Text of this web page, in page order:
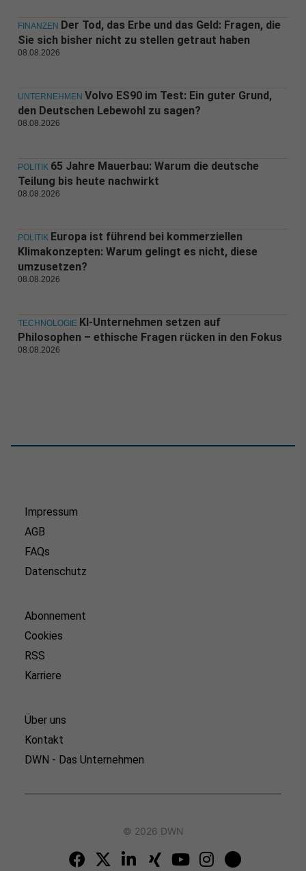
FINANZEN Der Tod, das Erbe und das Geld: Fragen, die
Sie sich bisher nicht zu stellen getraut haben
08.08.2026
UNTERNEHMEN Volvo ES90 im Test: Ein guter Grund,
den Deutschen Lebewohl zu sagen?
08.08.2026
POLITIK 65 Jahre Mauerbau: Warum die deutsche
Teilung bis heute nachwirkt
08.08.2026
POLITIK Europa ist führend bei kommerziellen
Klimakonzepten: Warum gelingt es nicht, diese
umzusetzen?
08.08.2026
TECHNOLOGIE KI-Unternehmen setzen auf
Philosophen – ethische Fragen rücken in den Fokus
08.08.2026
Impressum
AGB
FAQs
Datenschutz
Abonnement
Cookies
RSS
Karriere
Über uns
Kontakt
DWN - Das Unternehmen
© 2026 DWN